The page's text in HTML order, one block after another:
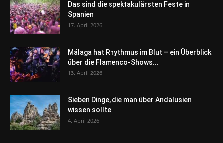
Das sind die spektakulärsten Feste in
Spanien
17. April 2026
Málaga hat Rhythmus im Blut – ein Überblick
über die Flamenco-Shows...
13. April 2026
Sieben Dinge, die man über Andalusien
wissen sollte
4. April 2026